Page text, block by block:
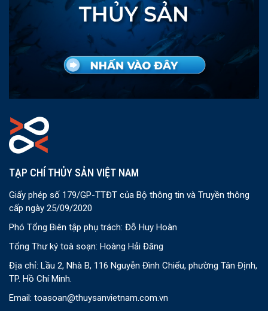
TẠP CHÍ THỦY SẢN VIỆT NAM
Giấy phép số 179/GP-TTĐT của Bộ thông tin và Truyền thông
cấp ngày 25/09/2020
Phó Tổng Biên tập phụ trách: Đỗ Huy Hoàn
Tổng Thư ký toà soạn: Hoàng Hải Đăng
Địa chỉ: Lầu 2, Nhà B, 116 Nguyễn Đình Chiểu, phường Tân Định,
TP. Hồ Chí Minh.
Email: toasoan@thuysanvietnam.com.vn